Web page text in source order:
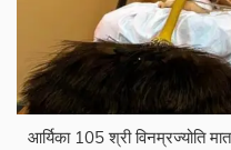
आर्यिका 105 श्री विनम्रज्योति